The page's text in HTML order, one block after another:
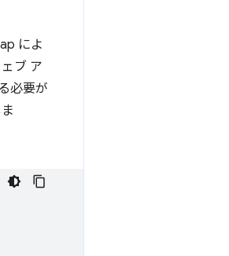
によ
ブ ア
必要が